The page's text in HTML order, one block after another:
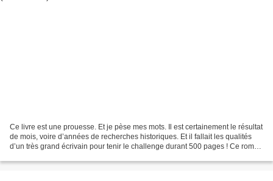
Ce livre est une prouesse. Et je pèse mes mots. Il est certainement le résultat
de mois, voire d’années de recherches historiques. Et il fallait les qualités
d’un très grand écrivain pour tenir le challenge durant 500 pages ! Ce roman